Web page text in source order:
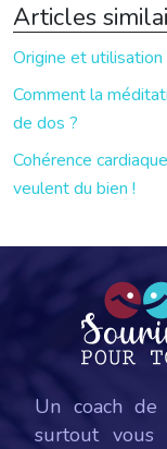
Articles
Origine et
Comment la
de dos ?
Cohérence
veulent du bien !
Un coach
surtout vous